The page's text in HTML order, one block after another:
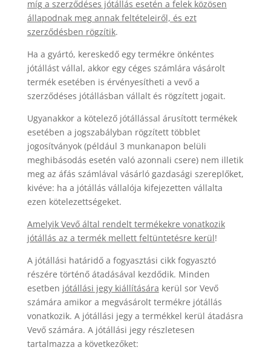
míg a szerződéses jótállás esetén a felek közösen
állapodnak meg annak feltételeiről, és ezt
szerződésben rögzítik.
Ha a gyártó, kereskedő egy termékre önkéntes
jótállást vállal, akkor egy céges számlára vásárolt
termék esetében is érvényesítheti a vevő a
szerződéses jótállásban vállalt és rögzített jogait.
Ugyanakkor a kötelező jótállással árusított termékek
esetében a jogszabályban rögzített többlet
jogosítványok (például 3 munkanapon belüli
meghibásodás esetén való azonnali csere) nem illetik
meg az áfás számlával vásárló gazdasági szereplőket,
kivéve: ha a jótállás vállalója kifejezetten vállalta
ezen kötelezettségeket.
Amelyik Vevő által rendelt termékekre vonatkozik
jótállás az a termék mellett feltüntetésre kerül!
A jótállási határidő a fogyasztási cikk fogyasztó
részére történő átadásával kezdődik. Minden
esetben jótállási jegy kiállítására kerül sor Vevő
számára amikor a megvásárolt termékre jótállás
vonatkozik. A jótállási jegy a termékkel kerül átadásra
Vevő számára. A jótállási jegy részletesen
tartalmazza a következőket: